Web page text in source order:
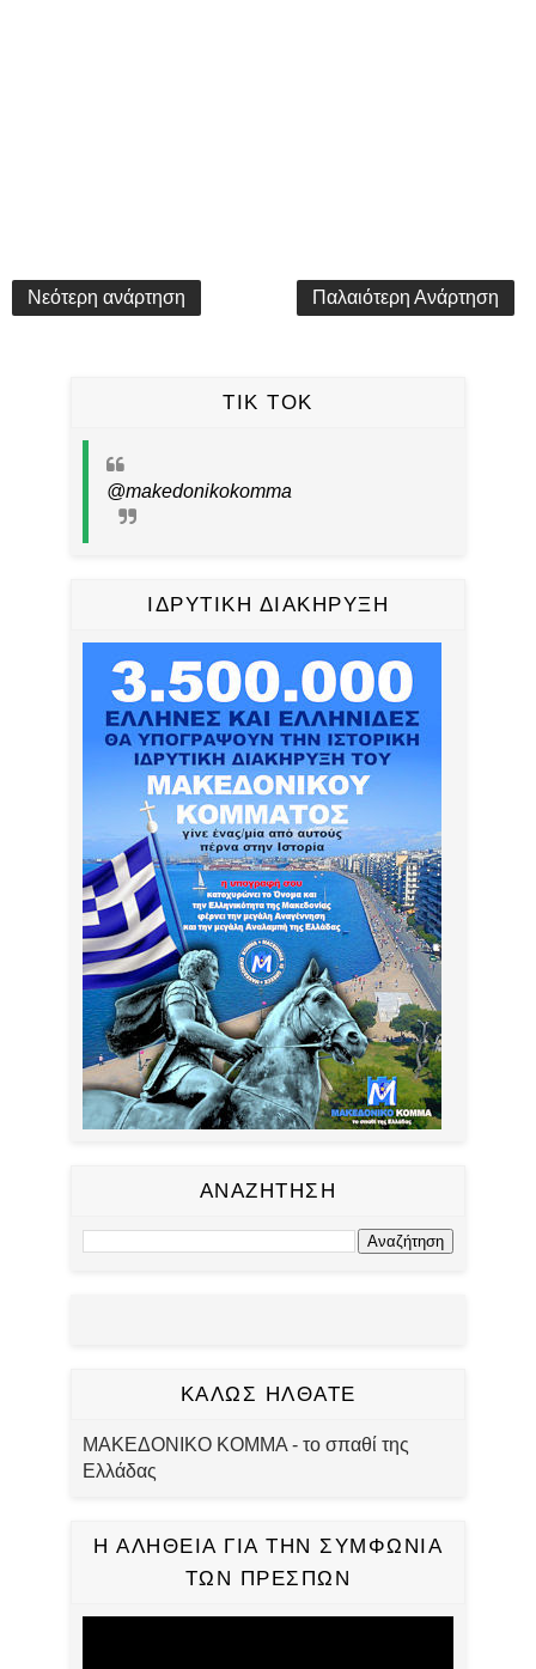
Νεότερη ανάρτηση Παλαιότερη Ανάρτηση
TIK TOK
@makedonikokomma
ΙΔΡΥΤΙΚΗ ΔΙΑΚΗΡΥΞΗ
ΑΝΑΖΗΤΗΣΗ
ΚΑΛΩΣ ΗΛΘΑΤΕ
ΜΑΚΕΔΟΝΙΚΟ ΚΟΜΜΑ - το σπαθί της
Ελλάδας
Η ΑΛΗΘΕΙΑ ΓΙΑ ΤΗΝ ΣΥΜΦΩΝΙΑ
ΤΩΝ ΠΡΕΣΠΩΝ